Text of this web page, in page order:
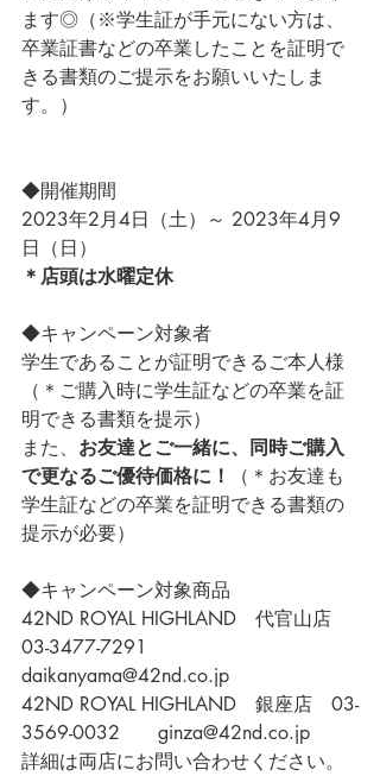
ます◎（※学生証が手元にない方は、
卒業証書などの卒業したことを証明で
きる書類のご提示をお願いいたしま
す。）
◆開催期間
2023年2月4日（土）～ 2023年4月9
日（日）
＊店頭は水曜定休
◆キャンペーン対象者
学生であることが証明できるご本人様
（＊ご購入時に学生証などの卒業を証
明できる書類を提示）
また、 お友達とご一緒に、同時ご購入
で更なるご優待価格に！
（＊お友達も
学生証などの卒業を証明できる書類の
提示が必要）
◆キャンペーン対象商品
42ND ROYAL HIGHLAND　代官山店
03-3477-7291
daikanyama@42nd.co.jp
42ND ROYAL HIGHLAND　銀座店 03-
3569-0032　　ginza@42nd.co.jp
詳細は両店にお問い合わせください。